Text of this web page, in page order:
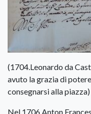
(1704.Leonardo da
avuto la grazia di
consegnarsi alla piazza)
Nel 1706 Anton